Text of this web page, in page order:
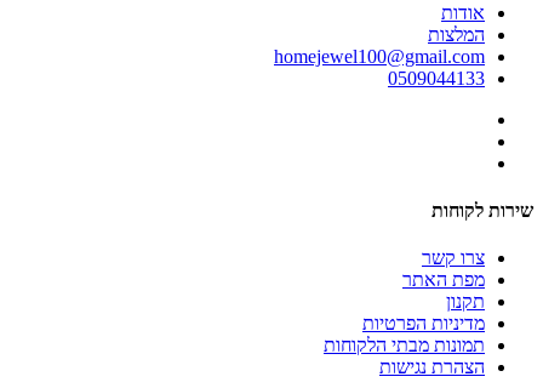
אודות
המלצות
homejewel100@gmail.com
0509044133
שירות לקוחות
צרו קשר
מפת האתר
תקנון
מדיניות הפרטיות
תמונות מבתי הלקוחות
הצהרת נגישות